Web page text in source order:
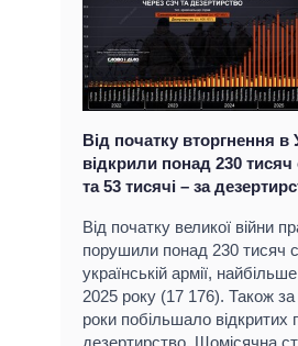
Від початку вторгнення в
відкрили понад 230
та 53 тисячі – за
Від початку великої війни
порушили понад 230 тисяч
українській армії,
2025 року (17 176). Також за
роки побільшало відкритих